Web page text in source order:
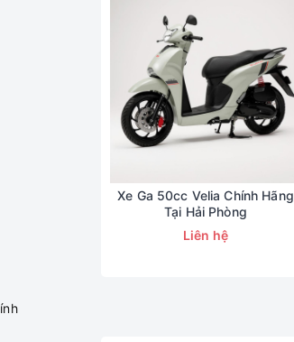
Xe Ga 50cc Velia Chính Hãng
Tại Hải Phòng
Liên hệ
ính